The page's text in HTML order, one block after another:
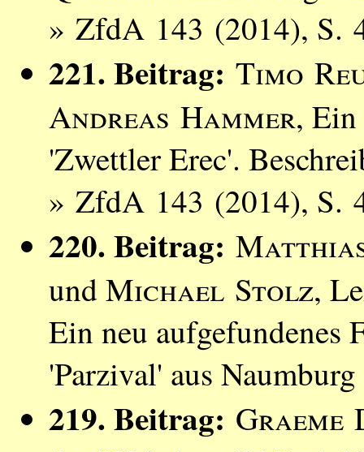
» ZfdA 143 (2014), S.
221. Beitrag: Timo
Andreas Hammer, Ein
'Zwettler Erec'.
» ZfdA 143 (2014), S.
220. Beitrag:
undMichael Stolz,
Ein neu aufgefundenes
'Parzival' aus
219. Beitrag: Graeme